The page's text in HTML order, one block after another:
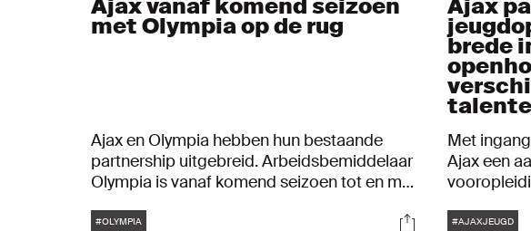
met Olympia op de rug
Ajax en Olympia hebben hun bestaande
partnership uitgebreid. Arbeidsbemiddelaar
Olympia is vanaf komend seizoen tot en met
Ajax. Het logo van Olympia wordt getoond
Tags
#OLYMPIA Socials
brede
Met
Ajax een
(ART) en
Tags
#AJAXJEUGD